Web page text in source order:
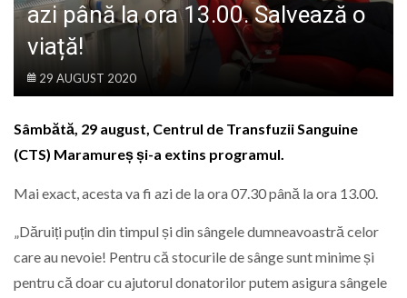
azi până la ora 13.00. Salvează o
viață!
29 AUGUST 2020
Sâmbătă, 29 august, Centrul de Transfuzii Sanguine
(CTS) Maramureș și-a extins programul.
Mai exact, acesta va fi azi de la ora 07.30 până la ora 13.00.
„Dăruiți puțin din timpul și din sângele dumneavoastră celor
care au nevoie! Pentru că stocurile de sânge sunt minime și
pentru că doar cu ajutorul donatorilor putem asigura sângele